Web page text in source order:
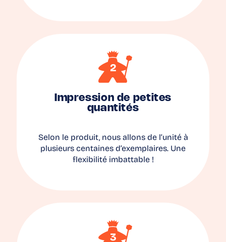
Impression de petites
quantités
Selon le produit, nous allons de l’unité à
plusieurs centaines d’exemplaires. Une
flexibilité imbattable !